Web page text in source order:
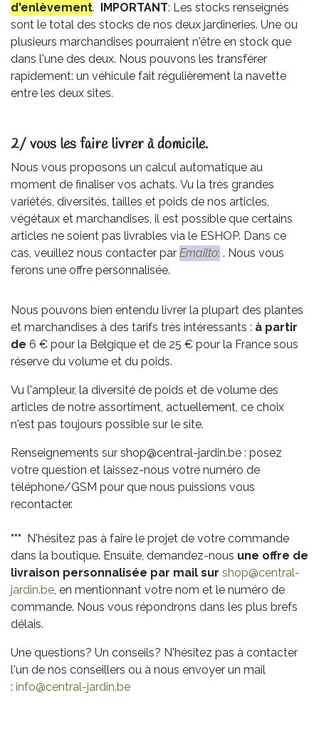
d'enlèvement. IMPORTANT: Les stocks renseignés
sont le total des stocks de nos deux jardineries. Une ou
plusieurs marchandises pourraient n'être en stock que
dans l'une des deux. Nous pouvons les transférer
rapidement: un véhicule fait régulièrement la navette
entre les deux sites.
2/ vous les faire livrer à domicile.
Nous vous proposons un calcul automatique au
moment de finaliser vos achats. Vu la très grandes
variétés, diversités, tailles et poids de nos articles,
végétaux et marchandises, il est possible que certains
articles ne soient pas livrables via le ESHOP. Dans ce
cas, veuillez nous contacter par Emailto: . Nous vous
ferons une offre personnalisée.
Nous pouvons bien entendu livrer la plupart des plantes
et marchandises à des tarifs très intéressants : à partir
de 6 € pour la Belgique et de 25 € pour la France sous
réserve du volume et du poids.
Vu l'ampleur, la diversité de poids et de volume des
articles de notre assortiment, actuellement, ce choix
n'est pas toujours possible sur le site.
Renseignements sur shop@central-jardin.be : posez
votre question et laissez-nous votre numéro de
téléphone/GSM pour que nous puissions vous
recontacter.
*** N'hésitez pas à faire le projet de votre commande
dans la boutique. Ensuite, demandez-nous une offre de
livraison personnalisée par mail sur shop@central-
jardin.be, en mentionnant votre nom et le numéro de
commande. Nous vous répondrons dans les plus brefs
délais.
Une questions? Un conseils? N'hésitez pas à contacter
l'un de nos conseillers ou à nous envoyer un mail
: info@central-jardin.be